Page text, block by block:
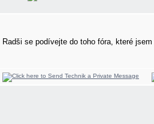
Radši se podívejte do toho fóra, které